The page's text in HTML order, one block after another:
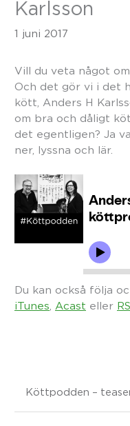
Karlsson
1 juni 2017
Vill du veta något
Och det gör vi i det
kött, Anders H
om bra och dåligt
det egentligen? Ja
ner, lyssna och lär.
Du kan också följa
iTunes Acast eller
Köttpodden –